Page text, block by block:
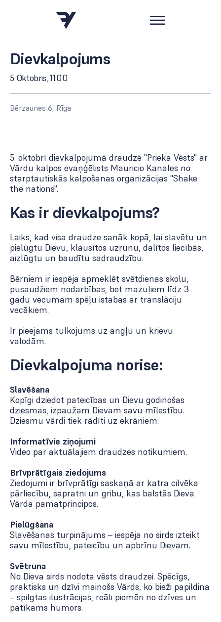
Dievkalpojums
5 Oktobris, 11:00
Bērzaunes 6, Rīga
5. oktobrī dievkalpojumā draudzē "Prieka Vēsts" ar
Vārdu kalpos evaņģēlists Mauricio Kanales no
starptautiskās kalpošanas organizācijas ''Shake
the nations''.
Kas ir dievkalpojums?
Laiks, kad visa draudze sanāk kopā, lai slavētu un
pielūgtu Dievu, klausītos uzrunu, dalītos liecībās,
aizlūgtu un baudītu sadraudzību.
Bērniem ir iespēja apmeklēt svētdienas skolu,
pusaudžiem nodarbības, bet mazuļiem līdz 3
gadu vecumam spēļu istabas ar translāciju
vecākiem.
Ir pieejams tulkojums uz angļu un krievu
valodām.
Dievkalpojuma norise:
Slavēšana
Kopīgi dziedot pateicības un Dievu godinošas
dziesmas, izpaužam Dievam savu mīlestību.
Dziesmu vārdi tiek rādīti uz ekrāniem.
Informatīvie ziņojumi
Video par aktuālajiem draudzes notikumiem.
Brīvprātīgais ziedojums
Ziedojumi ir brīvprātīgi saskaņā ar katra cilvēka
pārliecību, sapratni un gribu, kas balstās Dieva
Vārda pamatprincipos.
Pielūgšana
Slavēšanas turpinājums – iespēja no sirds izteikt
savu mīlestību, pateicību un apbrīnu Dievam.
Svētruna
No Dieva sirds nodota vēsts draudzei. Spēcīgs,
praktisks un dzīvi mainošs Vārds, ko bieži papildina
– spilgtas ilustrācijas, reāli piemēri no dzīves un
patīkams humors.